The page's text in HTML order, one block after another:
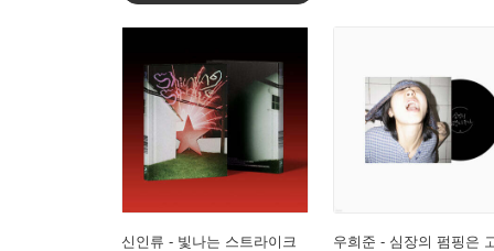
신인류 - 빛나는 스트라이크
우희준 - 심장의 펌핑은